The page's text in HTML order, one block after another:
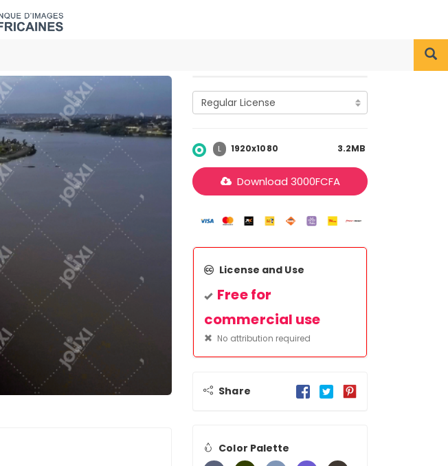
L 1920x1080 3.2MB
Download 3000FCFA
License and Use
Free for
commercial use
No attribution required
Share
Color Palette